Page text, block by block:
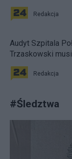
Redakcja
Audyt Szpitala
Trzaskowski
Redakcja
#Śledztwa